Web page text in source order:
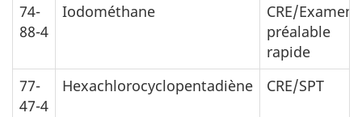
74-
88-4
Iodométhane
CRE/Examen
préalable
rapide
77-
47-4
Hexachlorocyclopentadiène CRE/SPT